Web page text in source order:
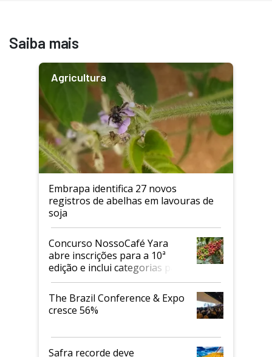
Saiba mais
Agricultura
Embrapa identifica 27 novos
registros de abelhas em lavouras de
soja
Concurso NossoCafé Yara
abre inscrições para a 10ª
edição e inclui categorias para
cafés Canephora
The Brazil Conference & Expo
cresce 56%
Safra recorde deve